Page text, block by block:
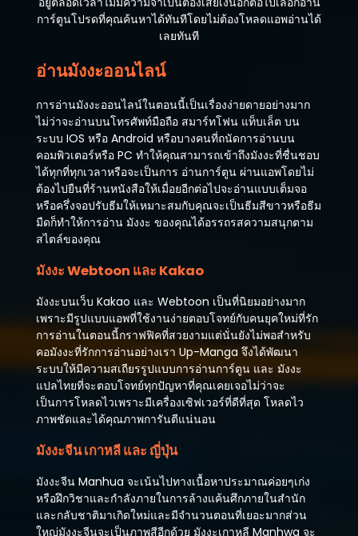
ตอนที่ 4
ตอนที่ 3
ตอนที่ 2
ตุลาคม 8, 2023
ตอนที่ 1
ตุลาคม 8, 2023
การ์ตูนโปรดที่คุณค้นหาได้ทันทีโดยไม่ต้องโหลดแอพอ่านได้
เลยทันที
อ่านมังงะออนไลน์
การอ่านมังงะออนไลน์ในตอนนี้เป็นเรื่องง่ายดายอย่างมาก
ไม่ว่าจะอ่านบนโทรศัพท์มือถือ สมาร์ทโฟน แท็บเล็ต บน
ระบบ IOS หรือ Android หรือบางคนที่ถนัดการอ่านบน
คอมพิวเตอร์หรือ PC ทำให้คุณสามารถเข้าถึงมังงะที่ชื่นชอบ
ได้ทุกที่ทุกเวลาหรือจะเป็นการ อ่านการ์ตูน ผ่านแอพโดยไม่
ต้องไปยืนที่ร้านหนังสือให้เมื่อยอีกต่อไปจะอ่านแบบเต็มจอ
หรือครึ่งจอปรับธีมให้เหมาะสมกับคุณจะเป็นธีมสีขาวหรือธีม
มืดก็ทำให้การอ่าน มังงะ ของคุณได้อรรถรสความสนุกตาม
สไตล์ของคุณ
มังงะ Webtoon และ Kakao
มังงะบนเว็บ Kakao และ Webtoon เป็นที่นิยมอย่างมาก
เพราะมีรูปแบบแอพที่ใช้งานง่ายตอบโจทย์กับคนยุคใหม่ที่รัก
การอ่านในตอนนี้กราฟฟิคที่สวยงามแต่นั่นยังไม่พอสำหรับ
คอมังงะที่รักการอ่านอย่างเรา Up-Manga จึงได้พัฒนา
ระบบให้มีความสเถียรรูปแบบการอ่านการ์ตูน และ มังงะ
แปลไทยที่จะตอบโจทย์ทุกปัญหาที่คุณเคยเจอไม่ว่าจะ
เป็นการโหลดไวเพราะมีเครื่องเซิฟเวอร์ที่ดีที่สุด โหลดไว
ภาพชัดและได้คุณภาพการันตีแน่นอน
มังงะจีน เกาหลี และ ญี่ปุ่น
มังงะจีน Manhua จะเน้นไปทางเนื้อหาประมาณค่อยๆเก่ง
หรือฝึกวิชาและกำลังภายในการล้างแค้นศึกภายในสำนัก
และกลับชาติมาเกิดใหม่และมีจำนวนตอนที่เยอะมากส่วน
ใหญ่มังงะจีนจะเป็นภาพสีอีกด้วย มังงะเกาหลี Manhwa จะ